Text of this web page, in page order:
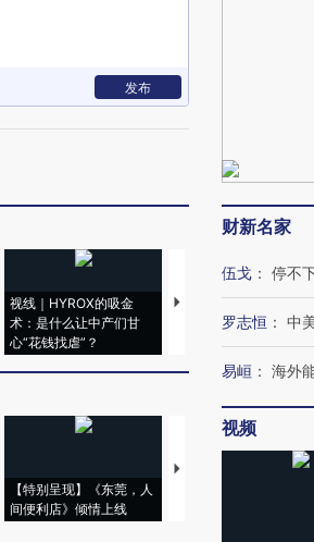
发布
视线｜HYROX的吸金
术：是什么让中产们甘
心“花钱找虐”？
马航飞行员跨国走私7
粒摇头丸 尿检体内含3
【特别呈现】《东莞，人
间便利店》倾情上线
【推广】走进第四届链博
财新名家
伍戈 ： 停不
罗志恒 ： 中
易峘 ： 海外
视频